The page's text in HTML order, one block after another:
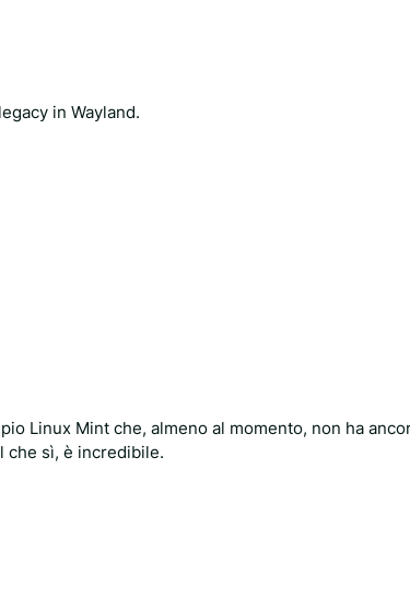
in Wayland.
Linux Mint che, almeno al momento, non ha
che sì, è incredibile.